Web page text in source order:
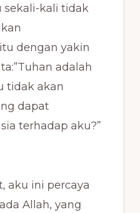
sekali-kali tidak
dengan yakin
adalah
tidak akan
dapat
terhadap aku?”
aku ini percaya
Allah, yang